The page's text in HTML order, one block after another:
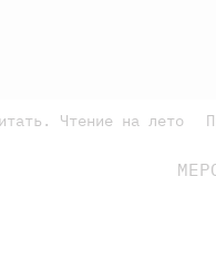
Чтение на лето